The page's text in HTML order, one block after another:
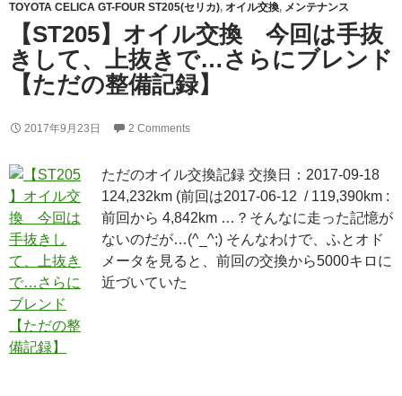
TOYOTA CELICA GT-FOUR ST205(セリカ), オイル交換, メンテナンス
【ST205】オイル交換 今回は手抜
きして、上抜きで…さらにブレンド
【ただの整備記録】
2017年9月23日 2 Comments
ただのオイル交換記録 交換日：2017-09-18
124,232km (前回は2017-06-12 / 119,390km :
前回から 4,842km …？そんなに走った記憶が
ないのだが…(^_^;) そんなわけで、ふとオド
メータを見ると、前回の交換から5000キロに
近づいていた